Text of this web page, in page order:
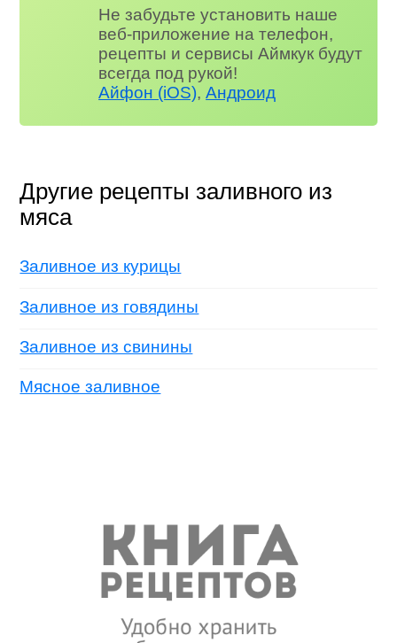
Не забудьте установить наше
веб-приложение на телефон,
рецепты и сервисы Аймкук будут
всегда под рукой!
Айфон (iOS),Андроид
Другие рецепты заливного из
мяса
Заливное из курицы
Заливное из говядины
Заливное из свинины
Мясное заливное